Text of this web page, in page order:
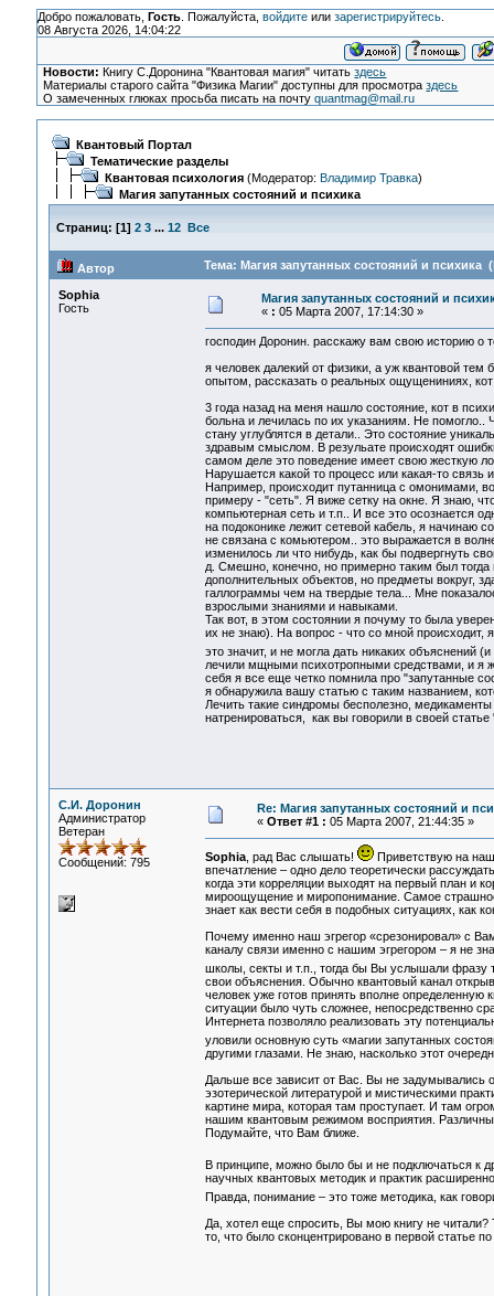
Добро пожаловать, Гость. Пожалуйста, войдитеили зарегистрируйтесь.
08 Августа 2026, 14:04:22
Новости: Книгу С.Доронина "Квантовая магия" читатьздесь
Материалы старого сайта "Физика Магии" доступны для просмотраздесь
О замеченных глюках просьба писать на почтуquantmag@mail.ru
Квантовый Портал
Тематические разделы
Квантовая психология(Модератор: Владимир Травка)
Магия запутанных состояний и психика
Страниц: [1] 2 3 ... 12 Все
Автор Тема: Магия запутанных состояний и психика
Sophia
Гость
Магия запутанных состояний и
« : 05 Марта 2007, 17:14:30 »
господин Доронин. расскажу вам свою историю о
я человек далекий от физики, а уж квантовой
опытом, рассказать о реальных ощущениниях,
3 года назад на меня нашло состояние, кот в
больна и лечилась по их указаниям. Не
стану углублятся в детали.. Это состояние
здравым смыслом. В резульате происходят
самом деле это поведение имеет свою жесткую
Нарушается какой то процесс или какая-то
Например, происходит путанница с омонимами,
примеру - "сеть". Я виже сетку на окне. Я знаю,
компьютерная сеть и т.п.. И все это осознается
на подоконике лежит сетевой кабель, я начинаю
не связана с комьютером.. это выражается в
изменилось ли что нибудь, как бы подвергнуть
д. Смешно, конечно, но примерно таким был
дополнительных объектов, но предметы вокруг,
галлограммы чем на твердые тела... Мне
взрослыми знаниями и навыками.
Так вот, в этом состоянии я почуму то была
их не знаю). На вопрос - что со мной происходит,
это значит, и не могла дать никаких объяснений
лечили мщными психотропными средствами, и я
себя я все еще четко помнила про "запутанные
я обнаружила вашу статью с таким названием,
Лечить такие синдромы бесполезно,
натренироваться, как вы говорили в своей
С.И. Доронин
Администратор
Ветеран
Сообщений: 795
Re: Магия запутанных состояний и
« Ответ #1 : 05 Марта 2007, 21:44:35 »
Sophia, рад Вас слышать!
Приветствую на
впечатление – одно дело теоретически
когда эти корреляции выходят на первый план и
мироощущение и миропонимание. Самое
знает как вести себя в подобных ситуациях, как
Почему именно наш эгрегор «срезонировал» с
каналу связи именно с нашим эгрегором – я не
школы, секты и т.п., тогда бы Вы услышали фразу
свои объяснения. Обычно квантовый канал
человек уже готов принять вполне
ситуации было чуть сложнее, непосредственно
Интернета позволяло реализовать эту
уловили основную суть «магии запутанных
другими глазами. Не знаю, насколько этот
Дальше все зависит от Вас. Вы не задумывались
эзотерической литературой и мистическими
картине мира, которая там проступает. И там
нашим квантовым режимом восприятия.
Подумайте, что Вам ближе.
В принципе, можно было бы и не подключаться к
научных квантовых методик и практик
Правда, понимание – это тоже методика, как
Да, хотел еще спросить, Вы мою книгу не читали?
то, что было сконцентрировано в первой статье